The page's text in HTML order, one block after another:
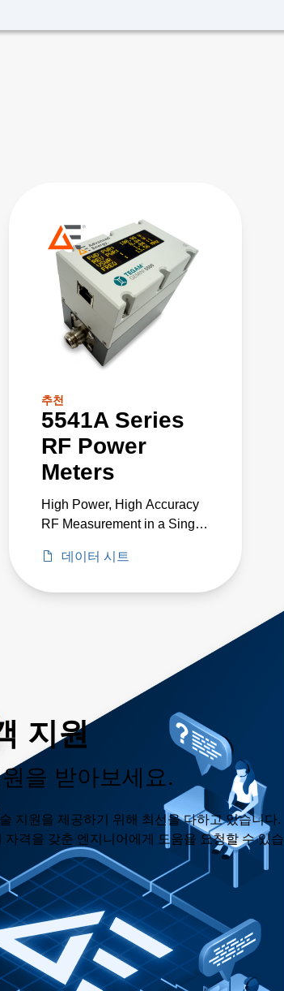
추천
5541A Series
RF Power
Meters
High Power, High Accuracy
RF Measurement in a Single
데이터 시트
지원
을 받아보세요.
지원을 제공하기 위해 최선을 다하고 있습니다.
격을 갖춘 엔지니어에게 도움을 요청할 수 있습